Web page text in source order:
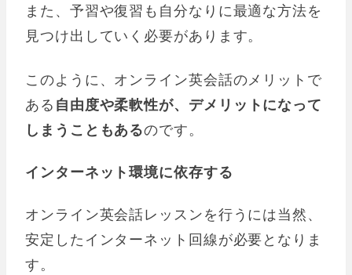
また、予習や復習も自分なりに最適な方法を
見つけ出していく必要があります。
このように、オンライン英会話のメリットで
ある 自由度や柔軟性が、デメリットになって
しまうこともあるのです。
インターネット環境に依存する
オンライン英会話レッスンを行うには当然、
安定したインターネット回線が必要となりま
す。